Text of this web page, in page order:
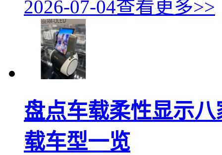
2026-07-04查看更多>>
盘点车载柔性显示
载车型一览